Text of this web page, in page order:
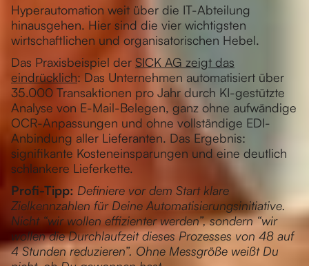
Hyperautomation weit über die IT-Abteilung
hinausgehen. Hier sind die vier wichtigsten
wirtschaftlichen und organisatorischen Hebel.
Das Praxisbeispiel der SICK AG zeigt das
eindrücklich: Das Unternehmen automatisiert über
35.000 Transaktionen pro Jahr durch KI-gestützte
Analyse von E-Mail-Belegen, ganz ohne aufwändige
OCR-Anpassungen und ohne vollständige EDI-
Anbindung aller Lieferanten. Das Ergebnis:
signifikante Kosteneinsparungen und eine deutlich
schlankere Lieferkette.
Profi-Tipp: Definiere vor dem Start klare
Zielkennzahlen für Deine Automatisierungsinitiative.
Nicht “wir wollen effizienter werden”, sondern “wir
wollen die Durchlaufzeit dieses Prozesses von 48 auf
4 Stunden reduzieren”. Ohne Messgröße weißt Du